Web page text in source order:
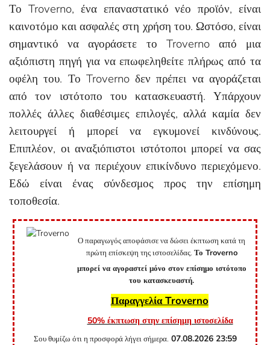
Το Troverno, ένα επαναστατικό νέο προϊόν, είναι
καινοτόμο και ασφαλές στη χρήση του. Ωστόσο, είναι
σημαντικό να αγοράσετε το Troverno από μια
αξιόπιστη πηγή για να επωφεληθείτε πλήρως από τα
οφέλη του. Το Troverno δεν πρέπει να αγοράζεται
από τον ιστότοπο του κατασκευαστή. Υπάρχουν
πολλές άλλες διαθέσιμες επιλογές, αλλά καμία δεν
λειτουργεί ή μπορεί να εγκυμονεί κινδύνους.
Επιπλέον, οι αναξιόπιστοι ιστότοποι μπορεί να σας
ξεγελάσουν ή να περιέχουν επικίνδυνο περιεχόμενο.
Εδώ είναι ένας σύνδεσμος προς την επίσημη
τοποθεσία.
Ο παραγωγός αποφάσισε να δώσει έκπτωση κατά τη
πρώτη επίσκεψη της ιστοσελίδας. Το Troverno
μπορεί να αγοραστεί μόνο στον επίσημο ιστότοπο
του κατασκευαστή.
Παραγγελία Troverno
50% έκπτωση στην επίσημη ιστοσελίδα
Σου θυμίζω ότι η προσφορά λήγει σήμερα. 07.08.2026 23:59